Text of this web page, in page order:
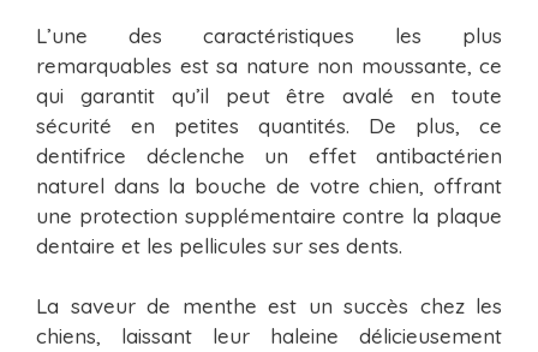
L’une des caractéristiques les plus
remarquables est sa nature non moussante, ce
qui garantit qu’il peut être avalé en toute
sécurité en petites quantités. De plus, ce
dentifrice déclenche un effet antibactérien
naturel dans la bouche de votre chien, offrant
une protection supplémentaire contre la plaque
dentaire et les pellicules sur ses dents.
La saveur de menthe est un succès chez les
chiens, laissant leur haleine délicieusement